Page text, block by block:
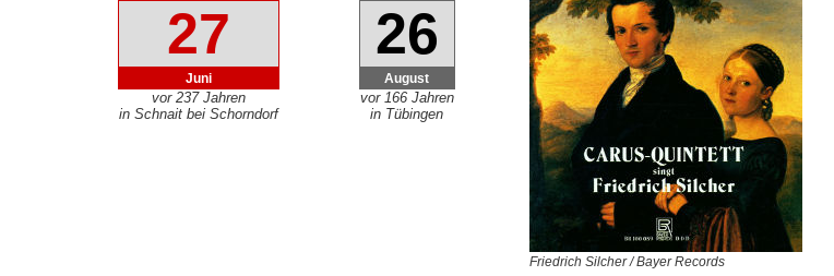
27
Juni
vor 237 Jahren
in Schnait bei Schorndorf
26
August
vor 166 Jahren
in Tübingen
Friedrich Silcher / Bayer Records